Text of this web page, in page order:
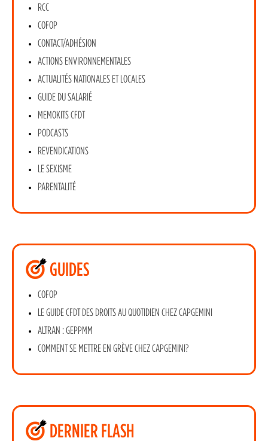
RCC
COFOP
CONTACT/ADHÉSION
ACTIONS ENVIRONNEMENTALES
ACTUALITÉS NATIONALES ET LOCALES
GUIDE DU SALARIÉ
MEMOKITS CFDT
PODCASTS
REVENDICATIONS
LE SEXISME
PARENTALITÉ
GUIDES
COFOP
LE GUIDE CFDT DES DROITS AU QUOTIDIEN CHEZ CAPGEMINI
ALTRAN : GEPPMM
COMMENT SE METTRE EN GRÈVE CHEZ CAPGEMINI?
DERNIER FLASH